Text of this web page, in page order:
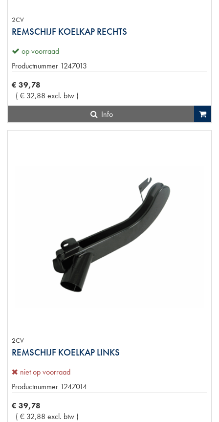
2CV
REMSCHIJF KOELKAP RECHTS
op voorraad
Productnummer 1247013
€ 39,78
( € 32,88 excl. btw )
Info
2CV
REMSCHIJF KOELKAP LINKS
niet op voorraad
Productnummer 1247014
€ 39,78
( € 32,88 excl. btw )